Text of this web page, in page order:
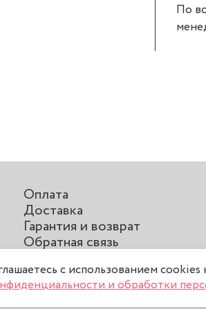
По
Оплата
Доставка
Гарантия и возврат
Обратная связь
с использованием cookies
и обработки